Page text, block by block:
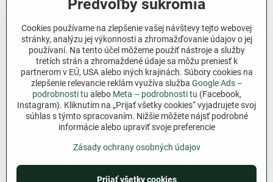
Všetko o nákupe
Ďakujeme za podporu
Sme slovenský e-shop bez dotácií​. Fungujeme len
vďaka vám – ľuďom, ktorí veria v poctivú prácu a
lásku k pôde​. Každý nákup na Jutro​.sk nám pomáha
pokračovať v tom, čo má zmysel – pomáhať
záhradkárom zadarmo a srdcom​.
©2026Copyright
Predvoľby súkromiaZásady ochrany osobných údajov
Predvoľby súkromia
Cookies používame na zlepšenie vašej návštevy tejto webovej
stránky, analýzu jej výkonnosti a zhromažďovanie údajov o jej
používaní. Na tento účel môžeme použiť nástroje a služby
tretích strán a zhromaždené údaje sa môžu preniesť k
partnerom v EÚ, USA alebo iných krajinách. Súbory cookies na
zlepšenie relevancie reklám využíva služba Google Ads –
podrobnosti tu alebo Meta – podrobnosti tu (Facebook,
Instagram). Kliknutím na „Prijať všetky cookies“ vyjadrujete svoj
súhlas s týmto spracovaním. Nižšie môžete nájsť podrobné
informácie alebo upraviť svoje preferencie
Zásady ochrany osobných údajov
Prijať všetky cookies